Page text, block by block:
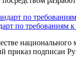
по
подписан